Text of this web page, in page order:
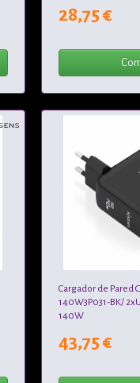
28,75 €
Cargador de Pared
140W3P031-BK/
140W
43,75 €